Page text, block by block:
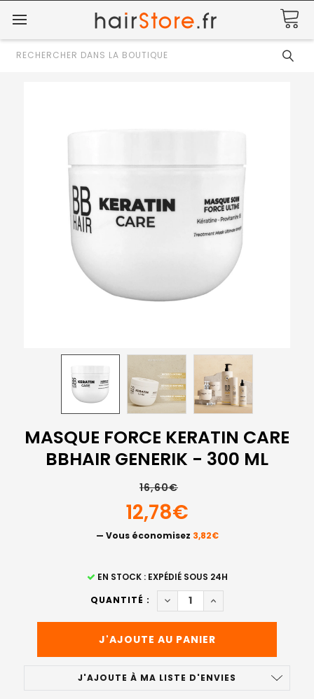
Rechercher
MASQUE FORCE KERATIN CARE
BBHAIR GENERIK - 300 ML
16,60€
12,78€
— Vous économisez 3,82€
EN STOCK : EXPÉDIÉ SOUS 24H
QUANTITÉ :
DIMINUER LA QUANTITÉ DE
AUGMENTER LA
J'AJOUTE À MA LISTE D'ENVIES